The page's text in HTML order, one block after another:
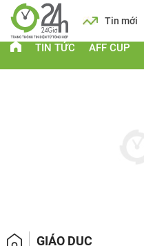
Lịch Tin mới
TIN TỨC AFF CUP
GIÁO DỤC